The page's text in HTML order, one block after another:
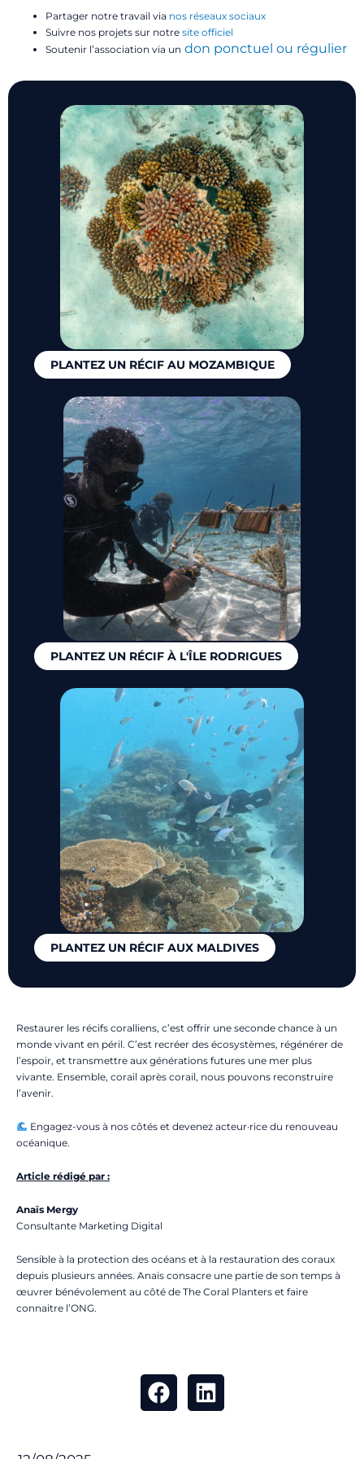
Partager notre travail via nos réseaux sociaux
Suivre nos projets sur notre site officiel
Soutenir l’association via un don ponctuel ou régulier
PLANTEZ UN RÉCIF AU MOZAMBIQUE
PLANTEZ UN RÉCIF À L'ÎLE RODRIGUES
PLANTEZ UN RÉCIF AUX MALDIVES
Restaurer les récifs coralliens, c’est offrir une seconde chance à un
monde vivant en péril. C’est recréer des écosystèmes, régénérer de
l’espoir, et transmettre aux générations futures une mer plus
vivante. Ensemble, corail après corail, nous pouvons reconstruire
l’avenir.
Engagez-vous à nos côtés et devenez acteur·rice du renouveau
océanique.
Article rédigé par :
Anaïs Mergy
Consultante Marketing Digital
Sensible à la protection des océans et à la restauration des coraux
depuis plusieurs années. Anaïs consacre une partie de son temps à
œuvrer bénévolement au côté de The Coral Planters et faire
connaitre l’ONG.